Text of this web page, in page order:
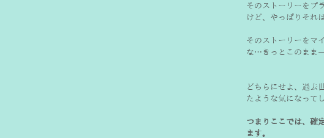
そのストーリーをプ
そのストーリーをマ
な…きっとこのまま
どちらにせよ、過去
つまりここでは、確
ます。